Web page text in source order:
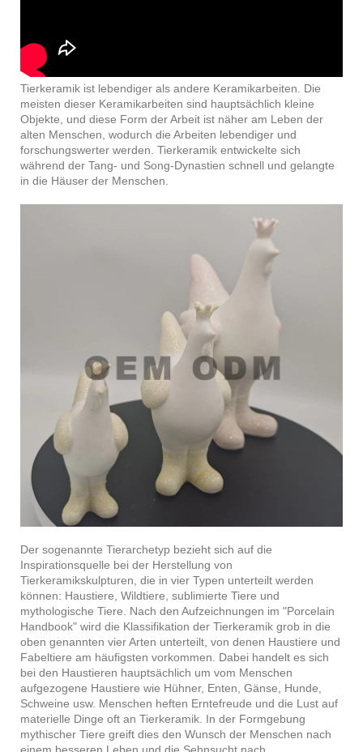
Tierkeramik ist lebendiger als andere Keramikarbeiten. Die
meisten dieser Keramikarbeiten sind hauptsächlich kleine
Objekte, und diese Form der Arbeit ist näher am Leben der
alten Menschen, wodurch die Arbeiten lebendiger und
forschungswerter werden. Tierkeramik entwickelte sich
während der Tang- und Song-Dynastien schnell und gelangte
in die Häuser der Menschen.
Der sogenannte Tierarchetyp bezieht sich auf die
Inspirationsquelle bei der Herstellung von
Tierkeramikskulpturen, die in vier Typen unterteilt werden
können: Haustiere, Wildtiere, sublimierte Tiere und
mythologische Tiere. Nach den Aufzeichnungen im "Porcelain
Handbook" wird die Klassifikation der Tierkeramik grob in die
oben genannten vier Arten unterteilt, von denen Haustiere und
Fabeltiere am häufigsten vorkommen. Dabei handelt es sich
bei den Haustieren hauptsächlich um vom Menschen
aufgezogene Haustiere wie Hühner, Enten, Gänse, Hunde,
Schweine usw. Menschen heften Erntefreude und die Lust auf
materielle Dinge oft an Tierkeramik. In der Formgebung
mythischer Tiere greift dies den Wunsch der Menschen nach